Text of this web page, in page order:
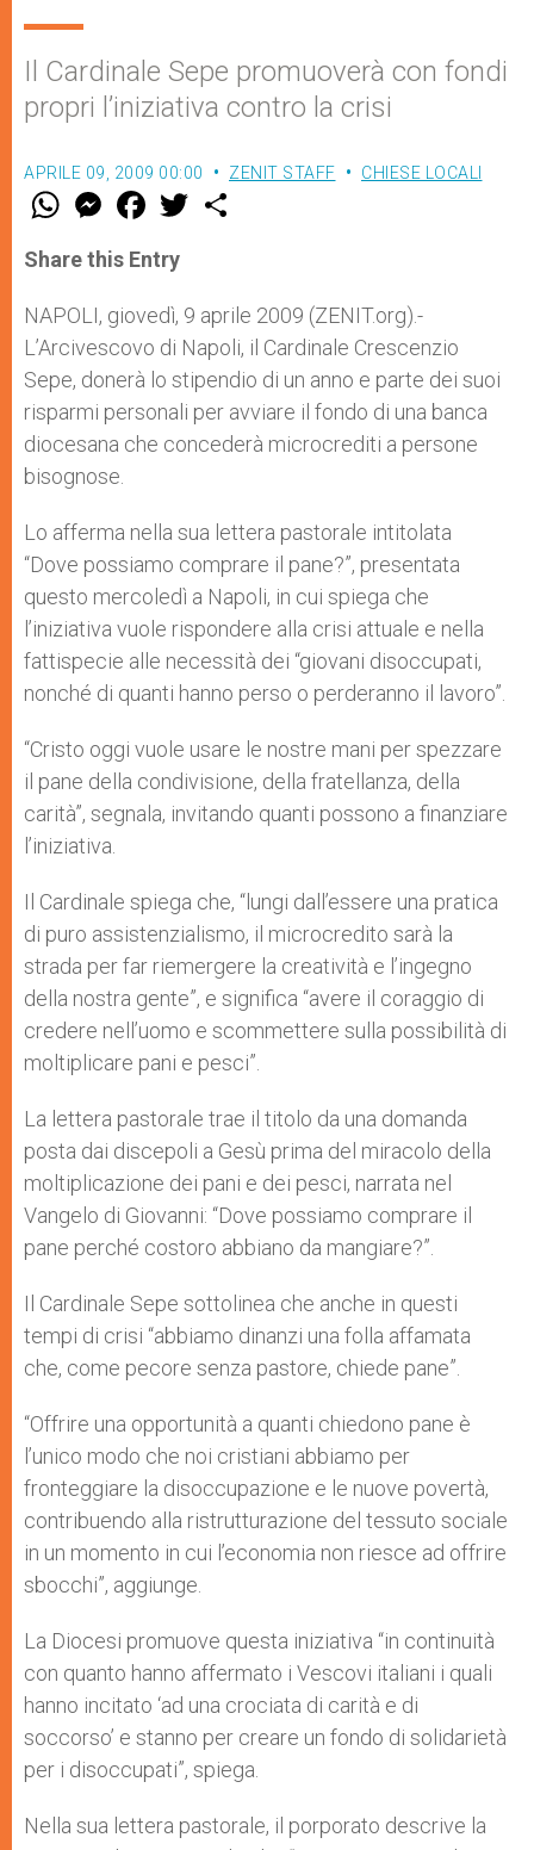
Il Cardinale Sepe promuoverà con fondi
propri l’iniziativa contro la crisi
APRILE 09, 2009 00:00 ZENIT STAFF CHIESE LOCALI
W
t
s
p
p
M
e
s
e
g
e
r
F
a
e
b
o
k
w
r
Share this Entry
NAPOLI, giovedì, 9 aprile 2009 (ZENIT.org).-
L’Arcivescovo di Napoli, il Cardinale Crescenzio
Sepe, donerà lo stipendio di un anno e parte dei suoi
risparmi personali per avviare il fondo di una banca
diocesana che concederà microcrediti a persone
bisognose.
Lo afferma nella sua lettera pastorale intitolata
“Dove possiamo comprare il pane?”, presentata
questo mercoledì a Napoli, in cui spiega che
l’iniziativa vuole rispondere alla crisi attuale e nella
fattispecie alle necessità dei “giovani disoccupati,
nonché di quanti hanno perso o perderanno il lavoro”.
“Cristo oggi vuole usare le nostre mani per spezzare
il pane della condivisione, della fratellanza, della
carità”, segnala, invitando quanti possono a finanziare
l’iniziativa.
Il Cardinale spiega che, “lungi dall’essere una pratica
di puro assistenzialismo, il microcredito sarà la
strada per far riemergere la creatività e l’ingegno
della nostra gente”, e significa “avere il coraggio di
credere nell’uomo e scommettere sulla possibilità di
moltiplicare pani e pesci”.
La lettera pastorale trae il titolo da una domanda
posta dai discepoli a Gesù prima del miracolo della
moltiplicazione dei pani e dei pesci, narrata nel
Vangelo di Giovanni: “Dove possiamo comprare il
pane perché costoro abbiano da mangiare?”.
Il Cardinale Sepe sottolinea che anche in questi
tempi di crisi “abbiamo dinanzi una folla affamata
che, come pecore senza pastore, chiede pane”.
“Offrire una opportunità a quanti chiedono pane è
l’unico modo che noi cristiani abbiamo per
fronteggiare la disoccupazione e le nuove povertà,
contribuendo alla ristrutturazione del tessuto sociale
in un momento in cui l’economia non riesce ad offrire
sbocchi”, aggiunge.
La Diocesi promuove questa iniziativa “in continuità
con quanto hanno affermato i Vescovi italiani i quali
hanno incitato ‘ad una crociata di carità e di
soccorso’ e stanno per creare un fondo di solidarietà
per i disoccupati”, spiega.
Nella sua lettera pastorale, il porporato descrive la